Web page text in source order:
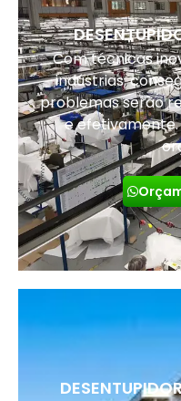
Com técnicas
indústrias,
problemas serão
e efetivamente.